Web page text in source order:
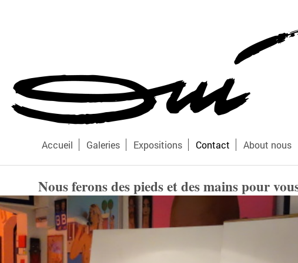
Accueil Galeries Expositions Contact About nous
Nous ferons des pieds et des mains pour